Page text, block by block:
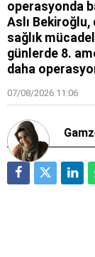
operasyonda
Aslı Bekiroğlu,
sağlık
günlerde 8.
daha
07/08/2026 11:06